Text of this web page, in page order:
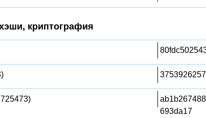
криптография
3753926257
693da17